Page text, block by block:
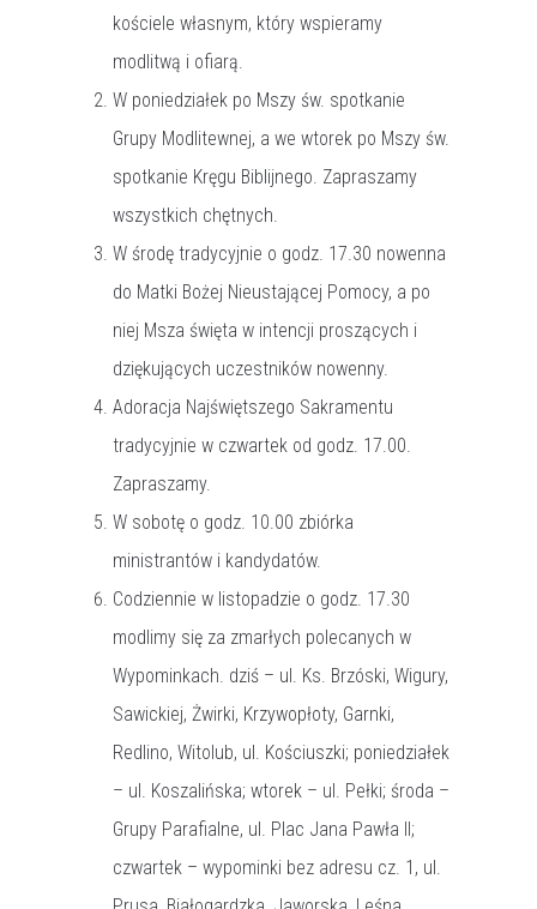
kościele własnym, który wspieramy
modlitwą i ofiarą.
W poniedziałek po Mszy św. spotkanie
Grupy Modlitewnej, a we wtorek po Mszy św.
spotkanie Kręgu Biblijnego. Zapraszamy
wszystkich chętnych.
W środę tradycyjnie o godz. 17.30 nowenna
do Matki Bożej Nieustającej Pomocy, a po
niej Msza święta w intencji proszących i
dziękujących uczestników nowenny.
Adoracja Najświętszego Sakramentu
tradycyjnie w czwartek od godz. 17.00.
Zapraszamy.
W sobotę o godz. 10.00 zbiórka
ministrantów i kandydatów.
Codziennie w listopadzie o godz. 17.30
modlimy się za zmarłych polecanych w
Wypominkach. dziś – ul. Ks. Brzóski, Wigury,
Sawickiej, Żwirki, Krzywopłoty, Garnki,
Redlino, Witolub, ul. Kościuszki; poniedziałek
– ul. Koszalińska; wtorek – ul. Pełki; środa –
Grupy Parafialne, ul. Plac Jana Pawła II;
czwartek – wypominki bez adresu cz. 1, ul.